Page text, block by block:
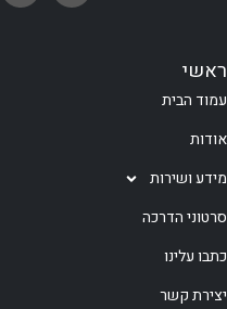
ראשי
עמוד הבית
אודות
מידע ושירות
סרטוני הדרכה
כתבו עלינו
יצירת קשר